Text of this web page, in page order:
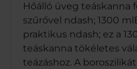
e
l
–
1
3
Hőálló üveg teáskanna
szűrővel ndash; 1300
praktikus ndash; ez a
teáskanna tökéletes
teázáshoz. A